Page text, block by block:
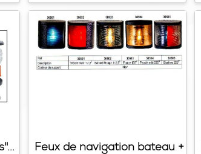
Feux de navigation bateau +